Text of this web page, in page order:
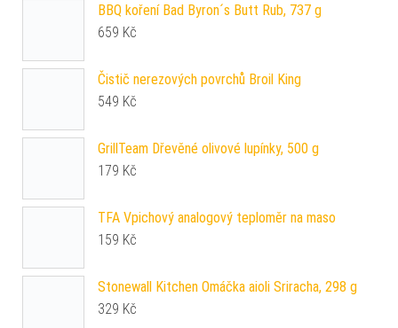
BBQ koření Bad Byron´s Butt Rub, 737 g
659 Kč
Čistič nerezových povrchů Broil King
549 Kč
GrillTeam Dřevěné olivové lupínky, 500 g
179 Kč
TFA Vpichový analogový teploměr na maso
159 Kč
Stonewall Kitchen Omáčka aioli Sriracha, 298 g
329 Kč